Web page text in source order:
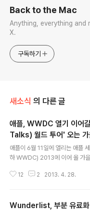
Back to the Mac
Anything, everything and
X.
구독하기
새소식 의 다른 글
애플, WWDC 열기 이어
Talks) 월드 투어' 오는 가
애플이 6월 11일에 열리는 애플
하 WWDC) 2013에 이어 올 가
27일(현지시각) 밝혔습니다
할 수 없는 개발자들도 WWDC
12 2 2013. 4. 28.
Wunderlist, 부분 유료화